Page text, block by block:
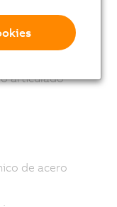
con brazo
articulado
de acero